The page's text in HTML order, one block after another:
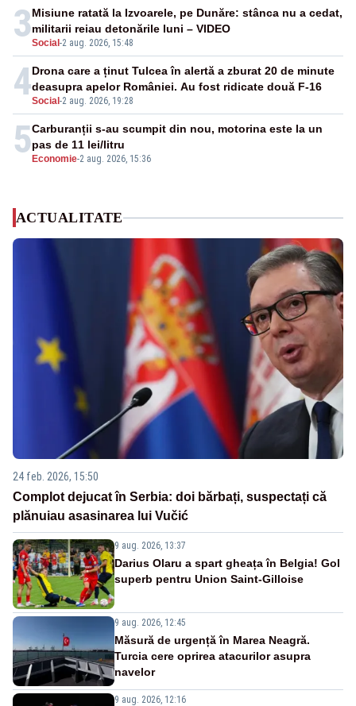
3Social -2 aug. 2026, 15:48
Misiune ratată la Izvoarele, pe Dunăre: stânca nu a cedat,
militarii reiau detonările luni – VIDEO
4Social -2 aug. 2026, 19:28
Drona care a ținut Tulcea în alertă a zburat 20 de minute
deasupra apelor României. Au fost ridicate două F-16
5 Economie-2 aug. 2026, 15:36
Carburanții s-au scumpit din nou, motorina este la un
pas de 11 lei/litru
ACTUALITATE
24 feb. 2026, 15:50
Complot dejucat în Serbia: doi bărbați, suspectați că
plănuiau asasinarea lui Vučić
9 aug. 2026, 13:37
Darius Olaru a spart gheața în Belgia! Gol
superb pentru Union Saint-Gilloise
9 aug. 2026, 12:45
Măsură de urgență în Marea Neagră.
Turcia cere oprirea atacurilor asupra
navelor
9 aug. 2026, 12:16